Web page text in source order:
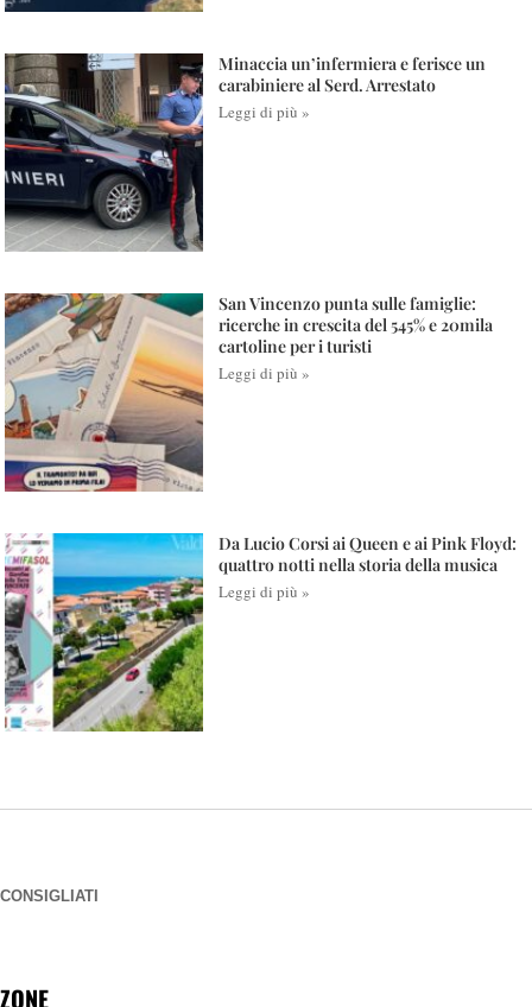
Minaccia un’infermiera e ferisce un
carabiniere al Serd. Arrestato
Leggi di più »
San Vincenzo punta sulle famiglie:
ricerche in crescita del 545% e 20mila
cartoline per i turisti
Leggi di più »
Da Lucio Corsi ai Queen e ai Pink Floyd:
quattro notti nella storia della musica
Leggi di più »
CONSIGLIATI
ZONE